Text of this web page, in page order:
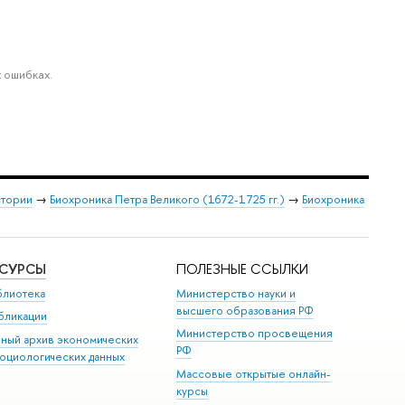
→ Биохроника Петра Великого (1672-1725 гг.) → Биохроника
архив экономических
данных
ПОЛЕЗНЫЕ ССЫЛКИ
Министерство науки и
высшего образования РФ
Министерство просвещения
РФ
Массовые открытые онлайн-
курсы